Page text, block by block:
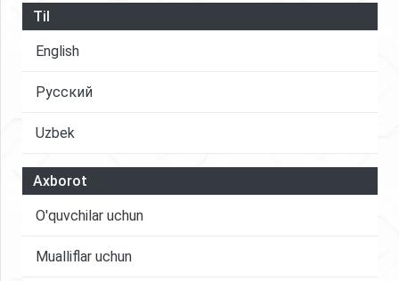
Til
English
Русский
Uzbek
Axborot
O'quvchilar uchun
Mualliflar uchun